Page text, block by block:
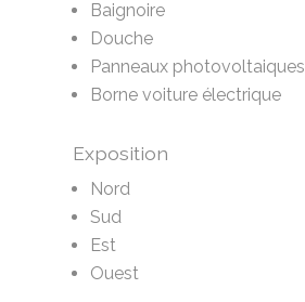
Baignoire
Douche
Panneaux photovoltaiques
Borne voiture électrique
Exposition
Nord
Sud
Est
Ouest